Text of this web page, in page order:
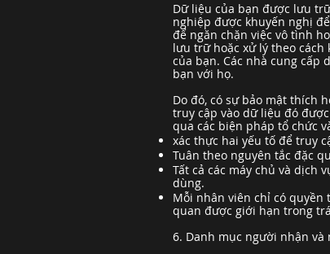
Dữ liệu của bạn được lưu
nghiệp được khuyến nghị
để ngăn chặn việc vô tình
lưu trữ hoặc xử lý theo
của bạn. Các nhà cung cấp
bạn với họ.
Do đó, có sự bảo mật thích
truy cập vào dữ liệu đó
qua các biện pháp tổ chức
xác thực hai yếu tố để truy
Tuân theo nguyên tắc đặc
Tất cả các máy chủ và dịch
dùng.
Mỗi nhân viên chỉ có
quan được giới hạn trong
6. Danh mục người nhận